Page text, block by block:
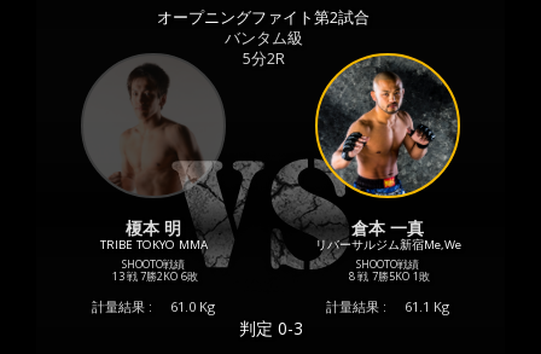
オープニングファイト第2試合
バンタム級
5分2R
榎本 明
TRIBE TOKYO MMA
SHOOTO戦績
13 戦 7勝2KO 6敗
計量結果 : 61.0 Kg
倉本 一真
リバーサルジム新宿Me,We
SHOOTO戦績
8 戦 7勝5KO 1敗
計量結果 : 61.1 Kg
判定 0-3